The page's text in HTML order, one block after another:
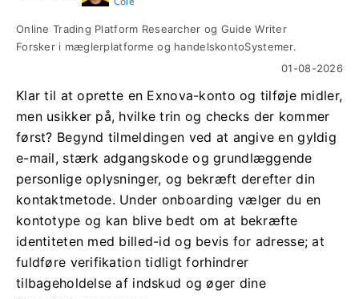
Online Trading Platform Researcher og Guide Writer
Forsker i mæglerplatforme og handelskontoSystemer.
01-08-2026
Klar til at oprette en Exnova-konto og tilføje midler,
men usikker på, hvilke trin og checks der kommer
først? Begynd tilmeldingen ved at angive en gyldig
e-mail, stærk adgangskode og grundlæggende
personlige oplysninger, og bekræft derefter din
kontaktmetode. Under onboarding vælger du en
kontotype og kan blive bedt om at bekræfte
identiteten med billed-id og bevis for adresse; at
fuldføre verifikation tidligt forhindrer
tilbageholdelse af indskud og øger dine